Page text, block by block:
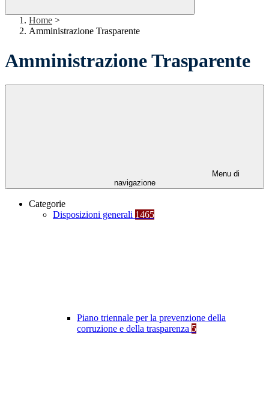
Home >
Amministrazione Trasparente
Amministrazione Trasparente
Menu di
navigazione
Categorie
Disposizioni generali 1465
Piano triennale per la prevenzione della
corruzione e della trasparenza 5